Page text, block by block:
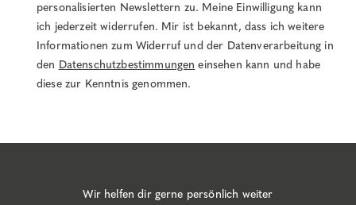
personalisierten Newslettern zu. Meine Einwilligung kann
ich jederzeit widerrufen. Mir ist bekannt, dass ich weitere
Informationen zum Widerruf und der Datenverarbeitung in
den Datenschutzbestimmungen einsehen kann und habe
diese zur Kenntnis genommen.
Wir helfen dir gerne persönlich weiter